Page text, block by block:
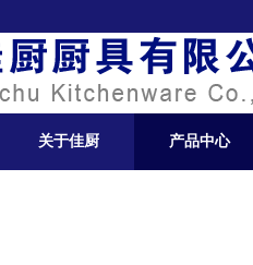
关于佳厨 产品中心